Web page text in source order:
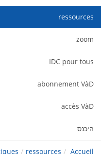
ressources
zoom
IDC pour tous
abonnement VàD
accès VàD
היכנס
Accueil
/
ressources
/